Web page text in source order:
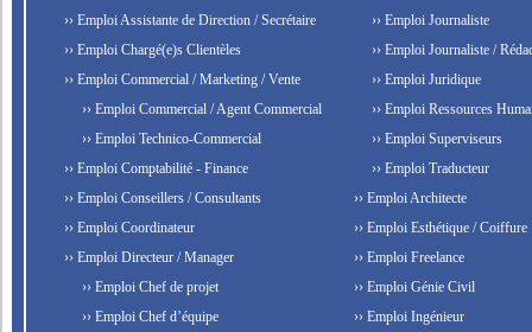
›› Emploi Assistante de Direction / Secrétaire
›› Emploi Chargé(e)s Clientèles
›› Emploi Commercial / Marketing / Vente
›› Emploi Commercial / Agent Commercial
›› Emploi Technico-Commercial
›› Emploi Comptabilité - Finance
›› Emploi Conseillers / Consultants
›› Emploi Coordinateur
›› Emploi Directeur / Manager
›› Emploi Chef de projet
›› Emploi Chef d’équipe
›› Emploi Journaliste
›› Emploi Journaliste /
›› Emploi Juridique
›› Emploi Ressources
›› Emploi Superviseurs
›› Emploi Traducteur
›› Emploi Architecte
›› Emploi Esthétique / Coiffure
›› Emploi Freelance
›› Emploi Génie Civil
›› Emploi Ingénieur